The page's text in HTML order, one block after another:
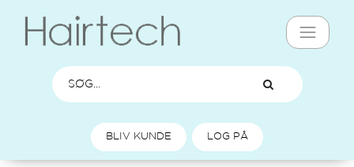
BLIV KUNDE LOG PÅ